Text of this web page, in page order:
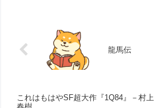
龍馬伝
これはもはやSF超大作『1Q84』－村上
春樹